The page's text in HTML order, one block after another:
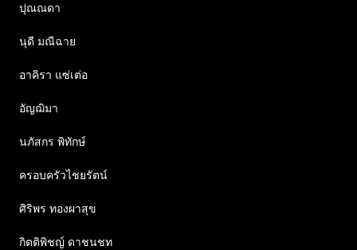
ปุณณดา
นุดี มณีฉาย
อาคิรา แซ่เต่อ
อัญฌิมา
นภัสกร พิทักษ์
ครอบครัวไชยรัตน์
ศิริพร ทองผาสุข
กิตติพิชญ์ ดาชนชท